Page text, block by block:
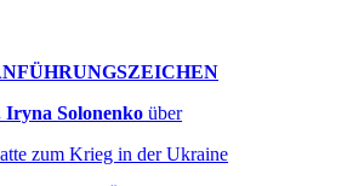
Iryna Solonenko über
zum Krieg in der Ukraine